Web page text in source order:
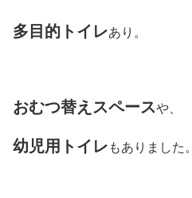
多目的トイレあり。
おむつ替えスペースや、
幼児用トイレ もありました。